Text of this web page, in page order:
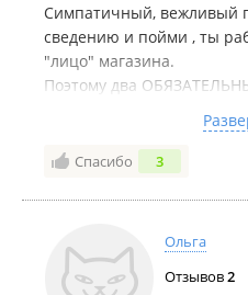
Симпатичный, вежливый
сведению и пойми , ты
"лицо" магазина.
Поэтому два
под душ-дунул феном и
и хороший дезодорант
тд), но ЗАПАХ от тебя
Комментарий:
Минус
Девчонки, плиз,
Спасибо 3
Ольга
Отзывов2